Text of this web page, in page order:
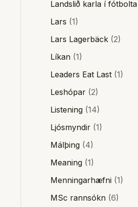
Landslið karla í fótbolta
Lars (1)
Lars Lagerbäck (2)
Líkan (1)
Leaders Eat Last (1)
Leshópar (2)
Listening (14)
Ljósmyndir (1)
Málþing (4)
Meaning (1)
Menningarhæfni (1)
MSc rannsókn (6)